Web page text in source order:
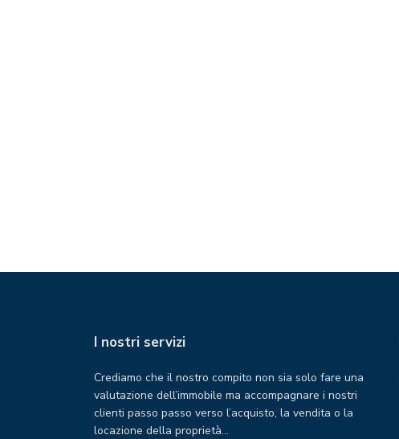
I nostri servizi
Crediamo che il nostro compito non sia solo fare una
valutazione dell’immobile ma accompagnare i nostri
clienti passo passo verso l’acquisto, la vendita o la
locazione della proprietà…